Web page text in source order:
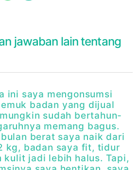
jawaban lain tentang
ini saya mengonsumsi
badan yang dijual
sudah bertahun-
memang bagus.
berat saya naik dari
kg, badan saya fit, tidur
kulit jadi lebih halus. Tapi,